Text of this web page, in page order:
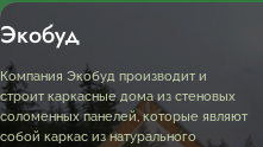
Экобуд
Компания Экобуд производит и
строит каркасные дома из стеновых
соломенных панелей, которые являют
собой каркас из натурального